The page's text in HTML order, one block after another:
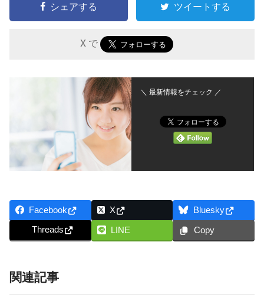
シェアする ツイートする
X で
＼ 最新情報をチェック ／
Facebook X Bluesky
Threads LINE Copy
関連記事